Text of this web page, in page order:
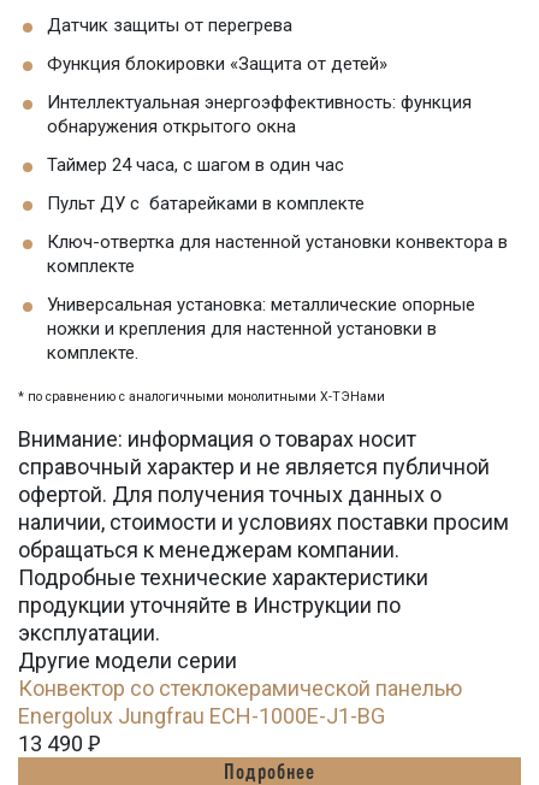
Датчик защиты от перегрева
Функция блокировки «Защита от детей»
Интеллектуальная энергоэффективность: функция
обнаружения открытого окна
Таймер 24 часа, с шагом в один час
Пульт ДУ с батарейками в комплекте
Ключ-отвертка для настенной установки конвектора в
комплекте
Универсальная установка: металлические опорные
ножки и крепления для настенной установки в
комплекте.
* по сравнению с аналогичными монолитными Х-ТЭНами
Внимание: информация о товарах носит
справочный характер и не является публичной
офертой. Для получения точных данных о
наличии, стоимости и условиях поставки просим
обращаться к менеджерам компании.
Подробные технические характеристики
продукции уточняйте в Инструкции по
эксплуатации.
Другие модели серии
Конвектор со стеклокерамической панелью
Energolux Jungfrau ECH-1000E-J1-BG
13 490 Ꝑ
Подробнее